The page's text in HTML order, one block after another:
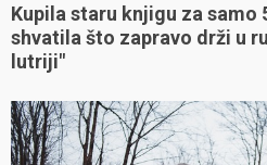
Kupila staru knjigu za samo
shvatila što zapravo drži u
lutriji"